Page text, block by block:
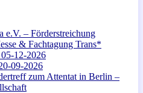
e.V. – Förderstreichung
& Fachtagung Trans*
12-2026
09-2026
zum Attentat in Berlin –